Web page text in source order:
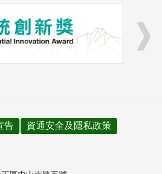
告
資通安全及隱私政策